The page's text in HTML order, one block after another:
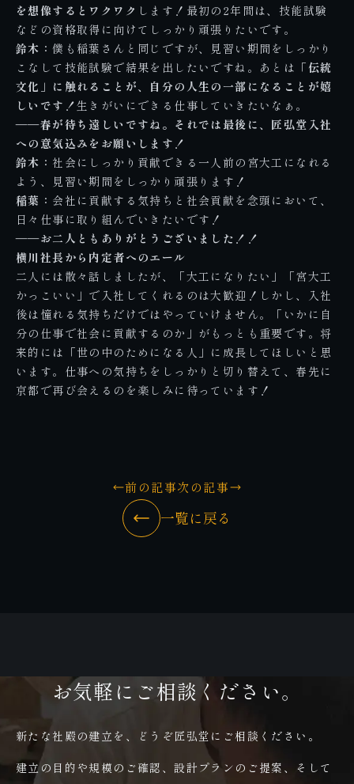
を想像するとワクワク します！最初の2年間は、技能試験
などの資格取得に向けてしっかり頑張りたいです。
鈴木：僕も稲葉さんと同じですが、見習い期間をしっかり
こなして技能試験で結果を出したいですね。あとは 「伝統
文化」に触れることが、自分の人生の一部になることが嬉
しいです！生きがいにできる仕事していきたいなぁ。
――春が待ち遠しいですね。それでは最後に、匠弘堂入社
への意気込みをお願いします！
鈴木： 社会にしっかり貢献できる一人前の宮大工になれる
よう、見習い期間をしっかり頑張ります！
稲葉： 会社に貢献する気持ちと社会貢献を念頭において、
日々仕事に取り組んでいきたいです！
――お二人ともありがとうございました！！
横川社長から内定者へのエール
二人には散々話しましたが、「大工になりたい」「宮大工
かっこいい」で入社してくれるのは大歓迎！しかし、入社
後は憧れる気持ちだけではやっていけません。「いかに自
分の仕事で社会に貢献するのか」がもっとも重要です。将
来的には「世の中のためになる人」に成長してほしいと思
います。仕事への気持ちをしっかりと切り替えて、春先に
京都で再び会えるのを楽しみに待っています！
前の記事次の記事
一覧に戻る
お気軽にご相談ください。
新たな社殿の建立を、どうぞ匠弘堂にご相談ください。
建立の目的や規模のご確認、設計プランのご提案、そして